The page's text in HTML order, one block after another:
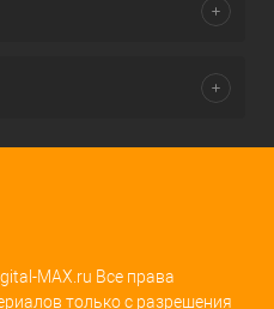
MAX.ru Все права
только с разрешения